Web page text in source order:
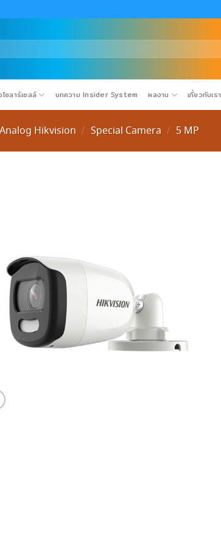
ซลาร์เซลล์ บทความ Insider System ผลงาน เกี่ยวกับเรา
Analog Hikvision / Special Camera / 5 MP